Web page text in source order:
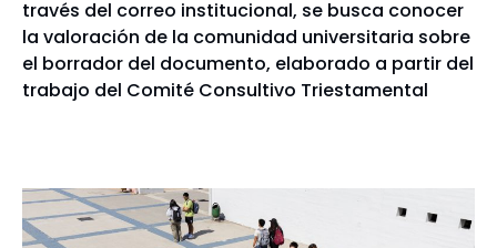
través del correo institucional, se busca conocer
la valoración de la comunidad universitaria sobre
el borrador del documento, elaborado a partir del
trabajo del Comité Consultivo Triestamental